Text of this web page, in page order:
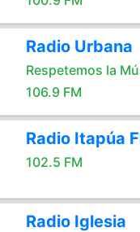
Radio Urbana
Respetemos la
106.9 FM
Radio Itapúa
102.5 FM
Radio Iglesia